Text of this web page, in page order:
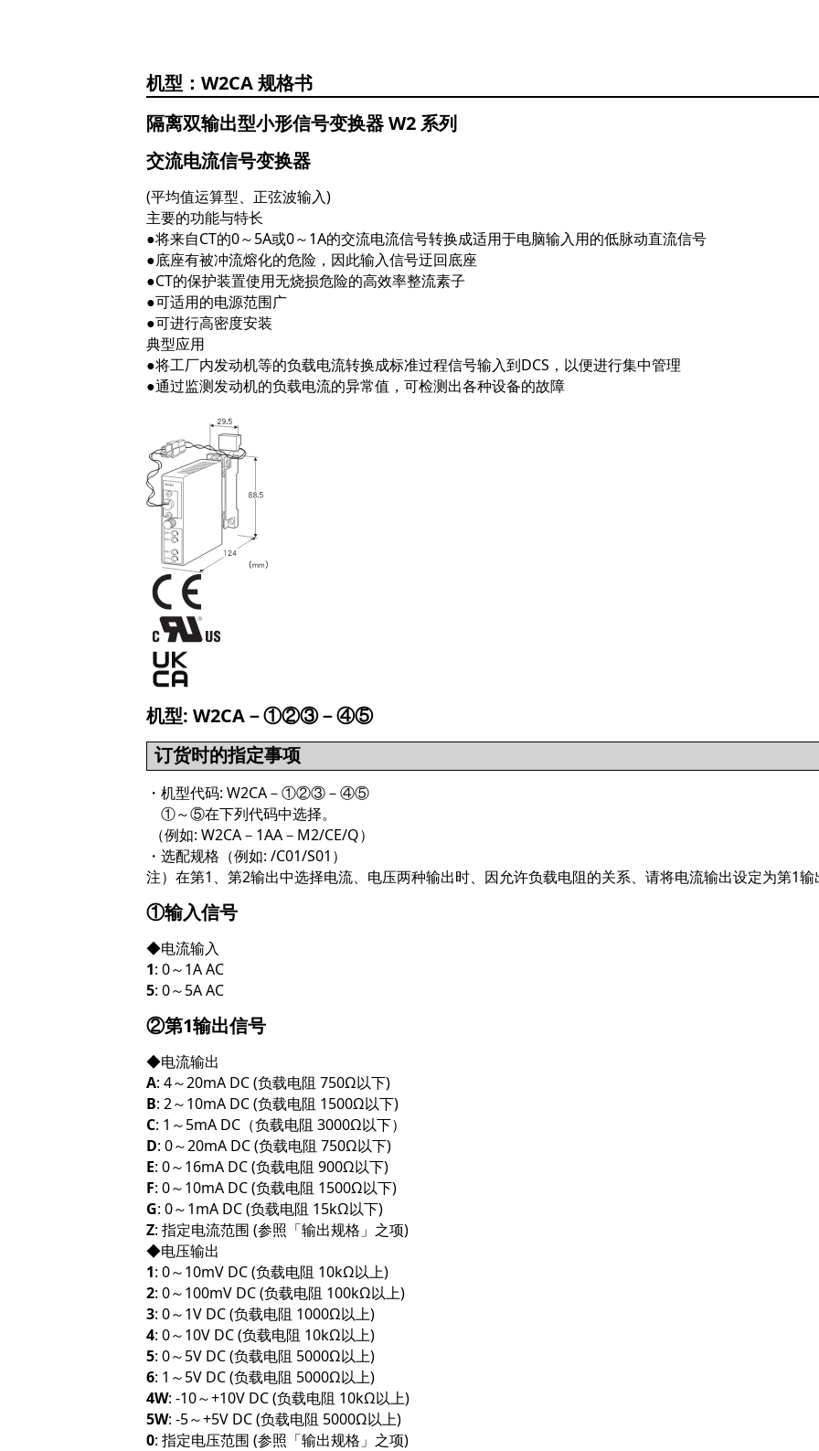
W2CA
隔离双输出型小形信号变换器 W2 系列
交流电流信号变换器
(平均值运算型、正弦波输入)
主要的功能与特长
●将来自CT的0～5A或0～1A的交流电流信号转换成适用于电脑输入用的低脉动直流信号
●底座有被冲流熔化的危险，因此输入信号迂回底座
●CT的保护装置使用无烧损危险的高效率整流素子
●可适用的电源范围广
●可进行高密度安装
典型应用
●将工厂内发动机等的负载电流转换成标准过程信号输入到DCS，以便进行集中管理
●通过监测发动机的负载电流的异常值，可检测出各种设备的故障
机型: W2CA－①②③－④⑤
订货时的指定事项
・机型代码: W2CA－①②③－④⑤
①～⑤在下列代码中选择。
（例如: W2CA－1AA－M2/CE/Q）
・选配规格（例如: /C01/S01）
注）在第1、第2输出中选择电流、电压两种输出时、因允许负载电阻的关系、请将电流输出设定为第1输
①输入信号
◆电流输入
1: 0～1A AC
5: 0～5A AC
②第1输出信号
◆电流输出
A: 4～20mA DC (负载电阻 750Ω以下)
B: 2～10mA DC (负载电阻 1500Ω以下)
C: 1～5mA DC（负载电阻 3000Ω以下）
D: 0～20mA DC (负载电阻 750Ω以下)
E: 0～16mA DC (负载电阻 900Ω以下)
F: 0～10mA DC (负载电阻 1500Ω以下)
G: 0～1mA DC (负载电阻 15kΩ以下)
Z: 指定电流范围 (参照「输出规格」之项)
◆电压输出
1: 0～10mV DC (负载电阻 10kΩ以上)
2: 0～100mV DC (负载电阻 100kΩ以上)
3: 0～1V DC (负载电阻 1000Ω以上)
4: 0～10V DC (负载电阻 10kΩ以上)
5: 0～5V DC (负载电阻 5000Ω以上)
6: 1～5V DC (负载电阻 5000Ω以上)
4W: -10～+10V DC (负载电阻 10kΩ以上)
5W: -5～+5V DC (负载电阻 5000Ω以上)
0: 指定电压范围 (参照「输出规格」之项)